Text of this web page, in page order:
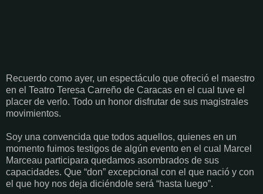
Recuerdo como ayer, un espectáculo que ofreció el maestro
en el Teatro Teresa Carreño de Caracas en el cual tuve el
placer de verlo. Todo un honor disfrutar de sus magistrales
movimientos.
Soy una convencida que todos aquellos, quienes en un
momento fuimos testigos de algún evento en el cual Marcel
Marceau participara quedamos asombrados de sus
capacidades. Que “don” excepcional con el que nació y con
el que hoy nos deja diciéndole será “hasta luego”.